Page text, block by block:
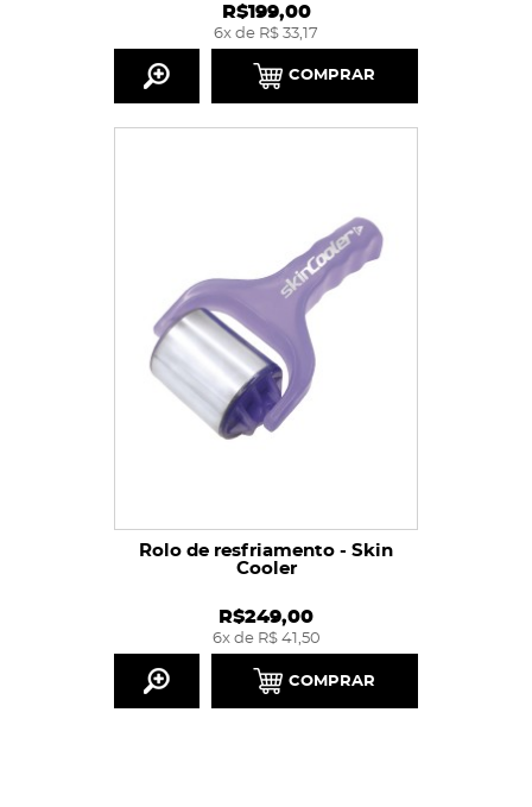
R$199,00
6x de R$ 33,17
COMPRAR
Rolo de resfriamento - Skin
Cooler
R$249,00
6x de R$ 41,50
COMPRAR